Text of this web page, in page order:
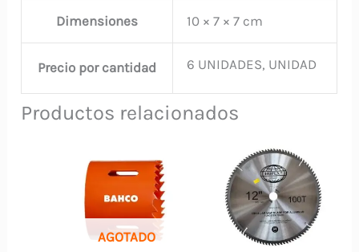
Dimensiones 10 × 7 × 7 cm
Precio por cantidad 6 UNIDADES, UNIDAD
Productos relacionados
AGOTADO